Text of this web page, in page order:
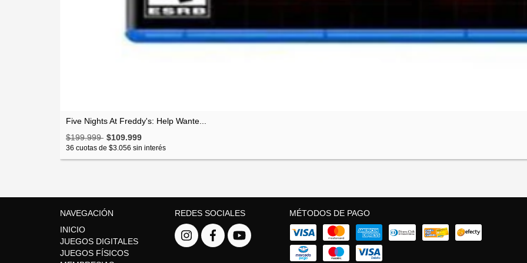
Five Nights At Freddy's: Help Wante...
$199.999 $109.999
36 cuotas de $3.056 sin interés
NAVEGACIÓN
INICIO
JUEGOS DIGITALES
JUEGOS FÍSICOS
REDES SOCIALES MÉTODOS DE PAGO